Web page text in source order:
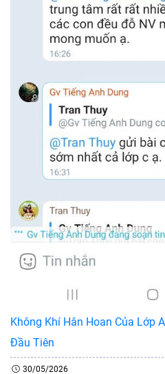
Không Khí Hân Hoan Của Lớp
Đầu Tiên
30/05/2026